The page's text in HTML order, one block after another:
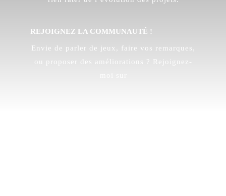
REJOIGNEZ LA COMMUNAUTÉ !
Envie de parler de jeux, faire vos remarques,
ou proposer des améliorations ? Rejoignez-